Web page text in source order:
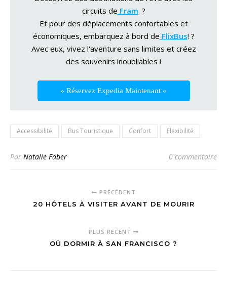
circuits de Fram. ?
Et pour des déplacements confortables et
économiques, embarquez à bord de FlixBus! ?
Avec eux, vivez l'aventure sans limites et créez
des souvenirs inoubliables !
» Réservez Expedia Maintenant «
Accessibilité Bus Touristique Confort Flexibilité
Par Natalie Faber 0 commentaire
PRÉCÉDENT
20 HÔTELS À VISITER AVANT DE MOURIR
PLUS RÉCENT
OÙ DORMIR À SAN FRANCISCO ?